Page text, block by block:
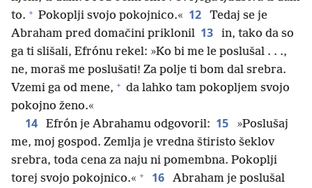
to. + Pokoplji svojo pokojnico.« 12
Tedaj se je
Abraham pred domačini priklonil 13
in, tako da so
ga ti slišali, Efrónu rekel: »Ko bi me le poslušal . . .,
ne, moraš me poslušati! Za polje ti bom dal srebra.
Vzemi ga od mene, + da lahko tam pokopljem svojo
pokojno ženo.«
14 Efrón je Abrahamu odgovoril: 15
»Poslušaj
me, moj gospod. Zemlja je vredna štiristo šeklov
srebra, toda cena za naju ni pomembna. Pokoplji
torej svojo pokojnico.« + 16
Abraham je poslušal